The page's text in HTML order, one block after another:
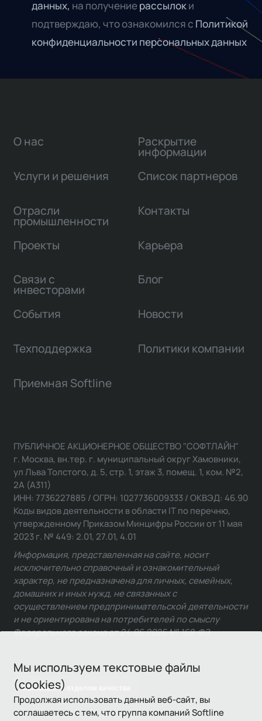
данных, на получениерассылоки
подтверждаю, что ознакомился с Политикой
конфиденциальности персональных данных
Мы используем текстовые файлы
(cookies)
Продолжая использовать данный веб-сайт, вы
соглашаетесь с тем, что группа компаний Softline
О нас
Услуги и решения
Отрасли
промышленности
Проекты
Связи с
инвесторами
Раскрытие
информации
Список партнеров
Контакты
Карьера
Блог
События Новости
Техподдержка Политики компании
Приемная Softline
Связаться с отделом качества
ПУБЛИЧНОЕ АКЦИОНЕРНОЕ ОБЩЕСТВО "СОФТЛАЙН"
г. Москва, вн.тер. г. муниципальный округ Хамовники,
ул Льва Толстого, д. 5, стр. 1, этаж 3, помещ. 1, ком. №2,
2А (А311)
ИНН: 7736227885 / ОГРН: 1027736009333 / ОКВЭД: 46.90
Коды видов деятельности в области IT по перечню,
утвержденному Приказом Минцифры России от 11 мая
2023 г. № 449: 2.01, 27.01, 4.01
Информация, представленная на сайте, носит
исключительно справочный и ознакомительный
характер, не предназначена для личных, семейных,
домашних и иных нужд, не связанных с
осуществлением предпринимательской деятельности
и не ориентирована на потребителей по смыслу
Федерального закона от 24.06.2025 № 168-ФЗ.